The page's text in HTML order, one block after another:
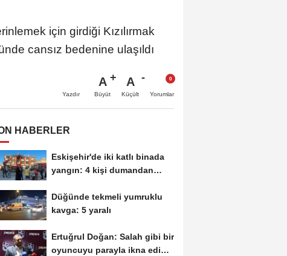
için girdiği Kızılırmak
cansız bedenine ulaşıldı
Yazdır
A
Büyüt
A
Küçült Yorumlar
HABERLER
Eskişehir'de iki katlı binada
yangın: 4 kişi dumandan
Düğünde tekmeli yumruklu
kavga: 5 yaralı
Ertuğrul Doğan: Salah gibi bir
oyuncuyu parayla ikna edip